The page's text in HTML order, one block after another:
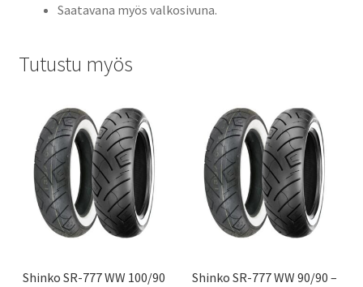
Saatavana myös valkosivuna.
Tutustu myös
Shinko SR-777 WW 100/90
Shinko SR-777 WW 90/90 –